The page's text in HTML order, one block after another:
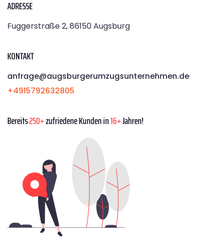
ADRESSE
Fuggerstraße 2, 86150 Augsburg
KONTAKT
anfrage@augsburgerumzugsunternehmen.de
+4915792632805
Bereits250+zufriedene Kunden in16+Jahren!